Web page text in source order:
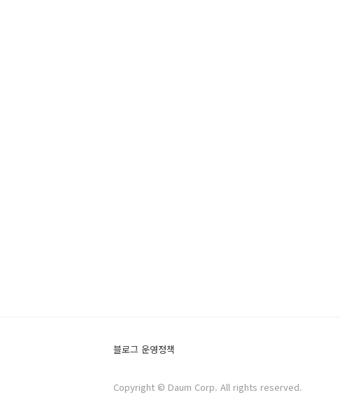
블로그 운영정책
Copyright © Daum Corp. All rights reserved.